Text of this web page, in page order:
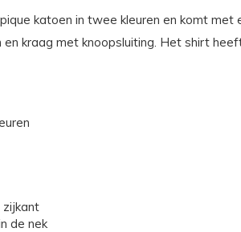
katoen in twee kleuren en komt
kraag met knoopsluiting. Het shirt
zijkant
de nek